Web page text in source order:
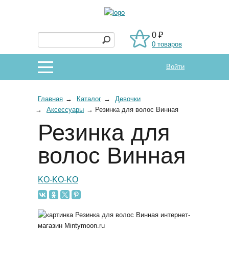
0 ₽
0 товаров
Войти
Главная → Каталог →
Девочки
→
Аксессуары → Резинка для волос Винная
Резинка для
волос Винная
KO-KO-KO